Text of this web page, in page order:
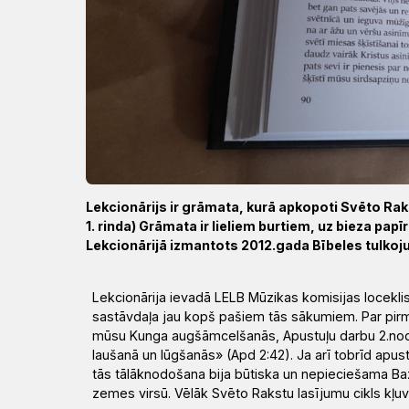
kristietību
Lekcionārijs ir grāmata, kurā apkopoti Svēto
1. rinda) Grāmata ir lieliem burtiem, uz bieza
Lekcionārijā izmantots 2012.gada Bībeles
Lekcionārija ievadā LELB Mūzikas komisijas
sastāvdaļa jau kopš pašiem tās sākumiem. Par
mūsu Kunga augšāmcelšanās, Apustuļu darbu
laušanā un lūg­šanās» (Apd 2:42). Ja arī tobrīd
tās tālāknodošana bija būtiska un nepieciešama
zemes virsū. Vēlāk Svēto Rakstu lasījumu cikls